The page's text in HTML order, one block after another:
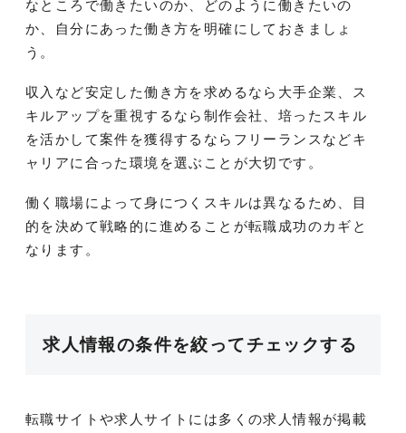
なところで働きたいのか、どのように働きたいの
か、自分にあった働き方を明確にしておきましょ
う。
収入など安定した働き方を求めるなら大手企業、ス
キルアップを重視するなら制作会社、培ったスキル
を活かして案件を獲得するならフリーランスなどキ
ャリアに合った環境を選ぶことが大切です。
働く職場によって身につくスキルは異なるため、目
的を決めて戦略的に進めることが転職成功のカギと
なります。
求人情報の条件を絞ってチェックする
転職サイトや求人サイトには多くの求人情報が掲載